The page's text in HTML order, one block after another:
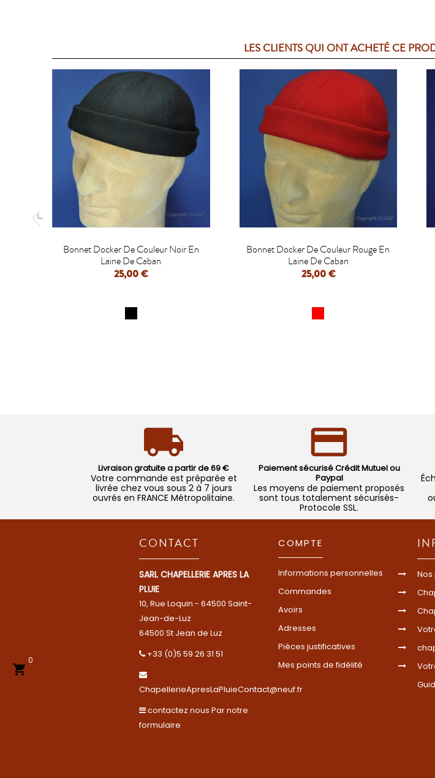
LES CLIENTS QUI ONT ACHETÉ CE

Bonnet Docker De Couleur Noir En
Laine De Caban
25,00 €
APERÇU RAPIDE

Bonnet Docker De Couleur Rouge En
Laine De Caban
25,00 €
APERÇU RAPIDE
Livraison gratuite a partir de 69 €
Votre commande est préparée et
livrée chez vous sous 2 à 7 jours
ouvrés en FRANCE Métropolitaine.
Paiement sécurisé Crédit Mutuel ou
Paypal
Les moyens de paiement proposés
sont tous totalement sécurisés-
Protocole SSL.
CONTACT
SARL CHAPELLERIE APRES LA
PLUIE
10, Rue Loquin - 64500 Saint-
Jean-de-Luz
64500 St Jean de Luz
+33 (0)5 59 26 31 51
ChapellerieApresLaPluieContact@neuf.fr
contactez nous Par notre
formulaire
COMPTE
Informations personnelles
Commandes
Avoirs
Adresses
Pièces justificatives
Mes points de fidélité

0